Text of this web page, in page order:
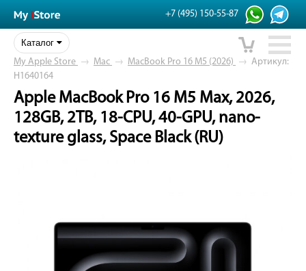
+7 (495) 150-55-87
Каталог
My Apple Store → Mac → MacBook Pro 16 M5 (2026) → Артикул:
H1640164
Apple MacBook Pro 16 M5 Max, 2026,
128GB, 2TB, 18-CPU, 40-GPU, nano-
texture glass, Space Black (RU)